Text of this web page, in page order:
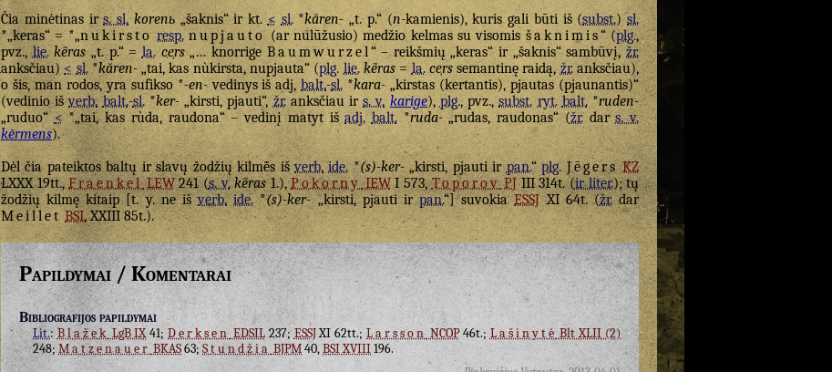
Čia minėtinas irs. sl. korenь„šaknis“ ir kt.< sl.*kăren-„t. p.“ (n-kamienis), kuris gali būti iš (subst.)sl.
*„keras“ = *„nukirsto resp. nupjauto(ar nulūžusio) medžio kelmas su visomisšaknimis“ (plg.,
pvz.,lie. kẽras„t. p.“ =la. ce̹rs„… knorrigeBaumwurzel“ – reikšmių „keras“ ir „šaknis“ sambūvį,žr.
anksčiau)< sl.*kăren-„tai, kas nùkirsta, nupjauta“ (plg. lie. kẽras=la. ce̹rssemantinę raidą,žr.anksčiau),
o šis, man rodos, yra sufikso *-en-vedinys iš adj,balt.-sl.*kara-„kirstas (kertantis), pjautas (pjaunantis)“
(vedinio išverb. balt.-sl.*ker-„kirsti, pjauti“,žr.anksčiau irs. v. karige),plg., pvz.,subst. ryt. balt.*ruden-
„ruduo“<*„tai, kas rùda, raudona“ – vedinį matyt išadj. balt.*ruda-„rudas, raudonas“ (žr.dars. v.
kērmens).
Dėl čia pateiktos baltų ir slavų žodžių kilmė̃s išverb. ide.*(s)-ker-„kirsti, pjauti irpan.“plg. Jēgers KZ
LXXX 19tt.,FraenkelLEW241 (s. v. kẽras1.),PokornyIEWI 573,ToporovPJIII 314t. (ir liter.); tų
žodžių kilmę kitaip [t. y. ne išverb. ide.*(s)-ker-„kirsti, pjauti irpan.“] suvokiaESSJXI 64t. (žr.dar
Meillet BSLXXIII 85t.).
Papildymai / Komentarai
Bibliografijos papildymai
Lit.:BlažekLgB IX41;Derksen EDSIL237;ESSJXI 62tt.;LarssonNCOP46t.;Lašinytė Blt XLII (2)
248;MatzenauerBKAS63;StundžiaBJPM40,BSI XVIII196.